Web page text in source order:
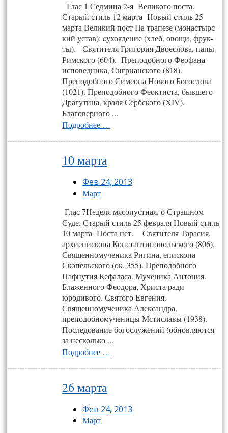
Глас 1 Сед­ми­ца 2-я Ве­ли­ко­го пос­та.
Старый стиль 12 марта Новый стиль 25
марта Ве­ли­кий пост На тра­пе­зе (монас­тырс­
кий ус­тав): cу­хо­яде­ние (хлеб, ово­щи, фрук­
ты). Святителя Григория Двоеслова, папы
Римского (604). Преподобного Феофана
исповедника, Сигрианского (818).
Преподобного Симеона Нового Богослова
(1021). Преподобного Феоктиста, бывшего
Драгутина, краля Сербского (XIV).
Благоверного ...
Подробнее …
10 марта
Фев 24, 2013
Март
Глас 7Неделя мясопустная, о Страшном
Суде. Старый стиль 25 февраля Новый стиль
10 марта Поста нет. Святителя Тарасия,
архиепископа Константинопольского (806).
Священномученика Ригина, епископа
Скопельского (ок. 355). Преподобного
Пафнутия Кефаласа. Мученика Антония.
Блаженного Феодора, Христа ради
юродивого. Святого Евгения.
Священномученика Александра,
преподобномученицы Мстиславы (1938).
Пос­ле­дова­ние бо­гос­лу­жений (об­новля­ют­ся
за нес­коль­ко ...
Подробнее …
26 марта
Фев 24, 2013
Март